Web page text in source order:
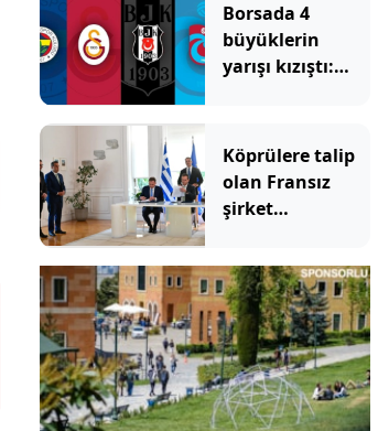
Borsada 4
büyüklerin
yarışı kızıştı:
takım Beşiktaş
Köprülere talip
olan Fransız
şirket
elektriğini
döşüyor